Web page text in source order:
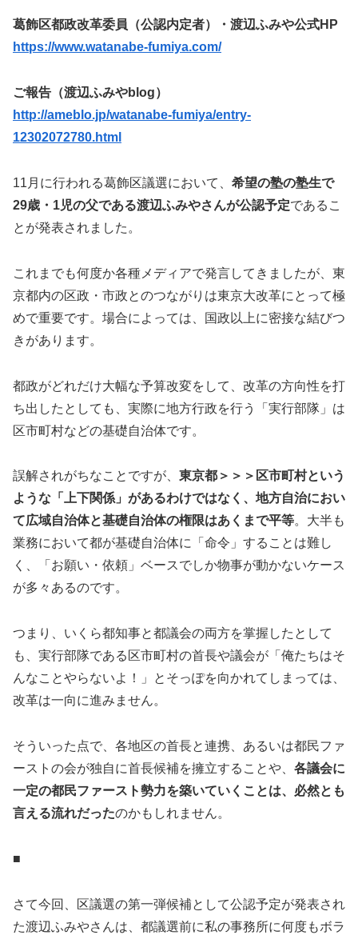
葛飾区都政改革委員（公認内定者）・渡辺ふみや公式HP
https://www.watanabe-fumiya.com/
ご報告（渡辺ふみやblog）
http://ameblo.jp/watanabe-fumiya/entry-
12302072780.html
11月に行われる葛飾区議選において、 希望の塾の塾生で
29歳・1児の父である渡辺ふみやさんが公認予定であるこ
とが発表されました。
これまでも何度か各種メディアで発言してきましたが、東
京都内の区政・市政とのつながりは東京大改革にとって極
めで重要です。場合によっては、国政以上に密接な結びつ
きがあります。
都政がどれだけ大幅な予算改変をして、改革の方向性を打
ち出したとしても、実際に地方行政を行う「実行部隊」は
区市町村などの基礎自治体です。
誤解されがちなことですが、 東京都＞＞＞区市町村という
ような「上下関係」があるわけではなく、地方自治におい
て広域自治体と基礎自治体の権限はあくまで平等。大半も
業務において都が基礎自治体に「命令」することは難し
く、「お願い・依頼」ベースでしか物事が動かないケース
が多々あるのです。
つまり、いくら都知事と都議会の両方を掌握したとして
も、実行部隊である区市町村の首長や議会が「俺たちはそ
んなことやらないよ！」とそっぽを向かれてしまっては、
改革は一向に進みません。
そういった点で、各地区の首長と連携、あるいは都民ファ
ーストの会が独自に首長候補を擁立することや、 各議会に
一定の都民ファースト勢力を築いていくことは、必然とも
言える流れだったのかもしれません。
■
さて今回、区議選の第一弾候補として公認予定が発表され
た渡辺ふみやさんは、都議選前に私の事務所に何度もボラ